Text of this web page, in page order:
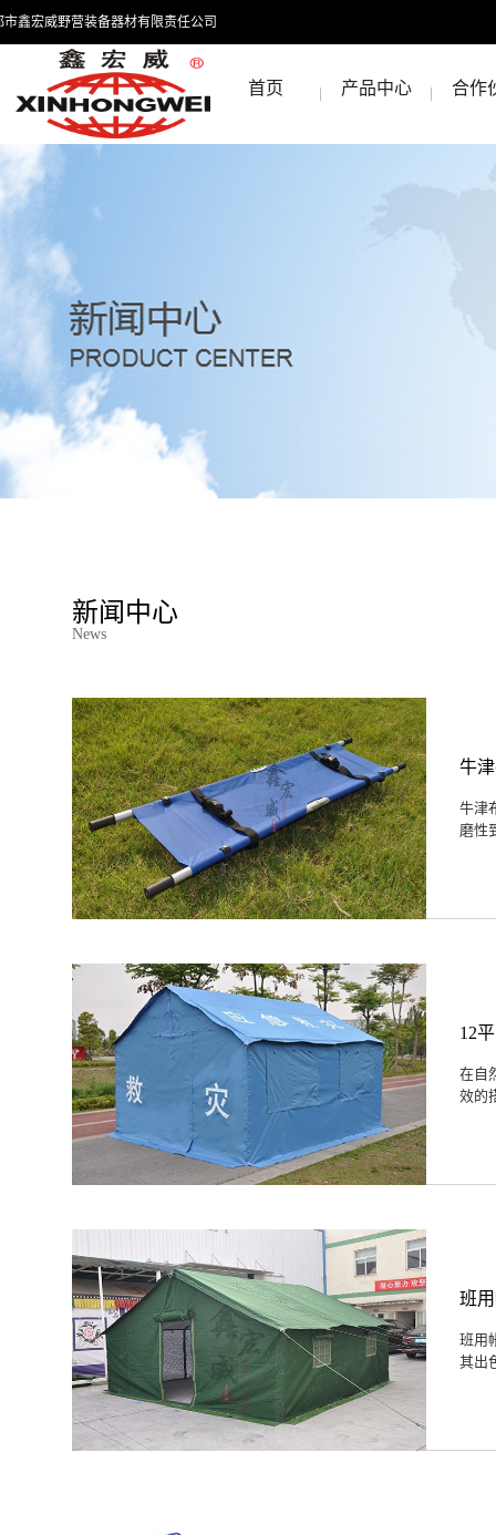
市鑫宏威野营装备器材有限责任公司
首页 产品中心 合作
新闻中心
News
牛
牛津
磨性
12
在自
效的
班
班用
其出